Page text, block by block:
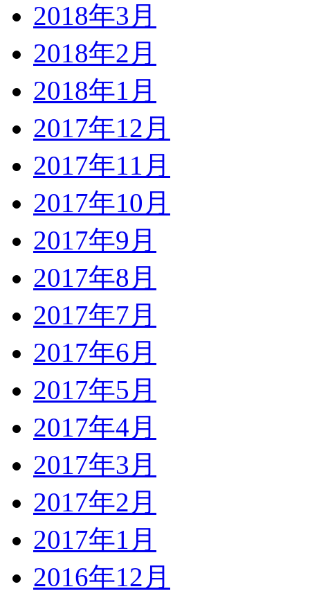
2018年3月
2018年2月
2018年1月
2017年12月
2017年11月
2017年10月
2017年9月
2017年8月
2017年7月
2017年6月
2017年5月
2017年4月
2017年3月
2017年2月
2017年1月
2016年12月